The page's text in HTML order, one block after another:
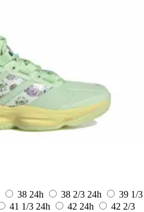
38 24h 38 2/3 24h
39 1/3
41 1/3 24h 42 24h
42 2/3